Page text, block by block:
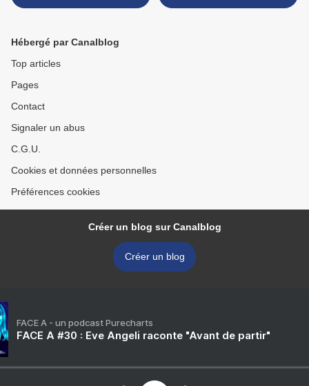
Hébergé par Canalblog
Top articles
Pages
Contact
Signaler un abus
C.G.U.
Cookies et données personnelles
Préférences cookies
Créer un blog sur Canalblog
Créer un blog
FACE A - un podcast Purecharts
FACE A #30 : Eve Angeli raconte "Avant de partir"